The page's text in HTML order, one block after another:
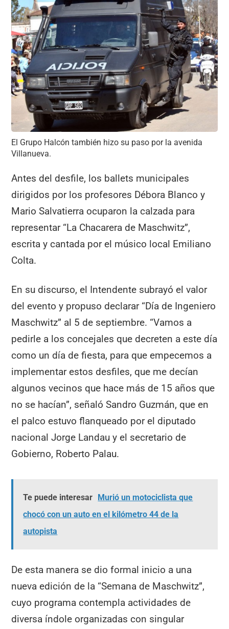
El Grupo Halcón también hizo su paso por la avenida
Villanueva.
Antes del desfile, los ballets municipales
dirigidos por los profesores Débora Blanco y
Mario Salvatierra ocuparon la calzada para
representar “La Chacarera de Maschwitz”,
escrita y cantada por el músico local Emiliano
Colta.
En su discurso, el Intendente subrayó el valor
del evento y propuso declarar “Día de Ingeniero
Maschwitz” al 5 de septiembre. “Vamos a
pedirle a los concejales que decreten a este día
como un día de fiesta, para que empecemos a
implementar estos desfiles, que me decían
algunos vecinos que hace más de 15 años que
no se hacían”, señaló Sandro Guzmán, que en
el palco estuvo flanqueado por el diputado
nacional Jorge Landau y el secretario de
Gobierno, Roberto Palau.
Te puede interesar Murió un motociclista que
chocó con un auto en el kilómetro 44 de la
autopista
De esta manera se dio formal inicio a una
nueva edición de la “Semana de Maschwitz”,
cuyo programa contempla actividades de
diversa índole organizadas con singular